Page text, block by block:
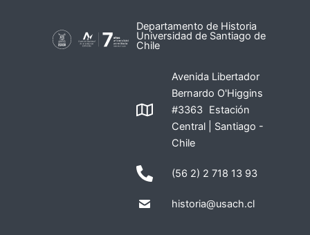
Departamento de Historia
Universidad de Santiago de
Chile
Avenida Libertador
Bernardo O'Higgins
#3363 Estación
Central | Santiago -
Chile
(56 2) 2 718 13 93
historia@usach.cl